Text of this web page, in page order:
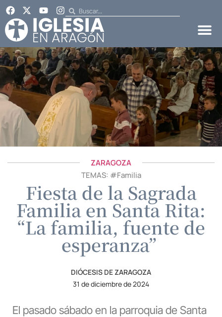
ZARAGOZA
TEMAS: #Familia
Fiesta de la Sagrada
Familia en Santa Rita:
“La familia, fuente de
esperanza”
DIÓCESIS DE ZARAGOZA
31 de diciembre de 2024
El pasado sábado en la parroquia de Santa